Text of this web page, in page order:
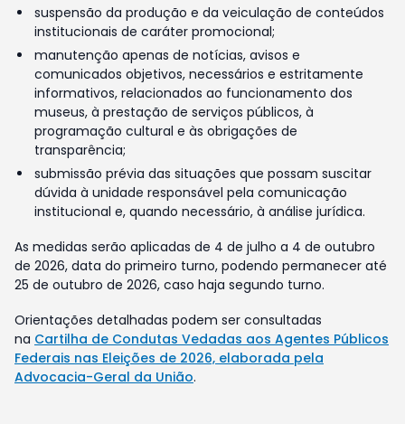
suspensão da produção e da veiculação de conteúdos
institucionais de caráter promocional;
manutenção apenas de notícias, avisos e
comunicados objetivos, necessários e estritamente
informativos, relacionados ao funcionamento dos
museus, à prestação de serviços públicos, à
programação cultural e às obrigações de
transparência;
submissão prévia das situações que possam suscitar
dúvida à unidade responsável pela comunicação
institucional e, quando necessário, à análise jurídica.
As medidas serão aplicadas de 4 de julho a 4 de outubro
de 2026, data do primeiro turno, podendo permanecer até
25 de outubro de 2026, caso haja segundo turno.
Orientações detalhadas podem ser consultadas
na Cartilha de Condutas Vedadas aos Agentes Públicos
Federais nas Eleições de 2026, elaborada pela
Advocacia-Geral da União.